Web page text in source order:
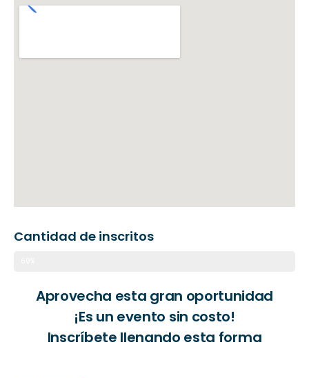
Cantidad de inscritos
Aprovecha esta gran oportunidad
¡Es un evento sin costo!
Inscríbete llenando esta forma